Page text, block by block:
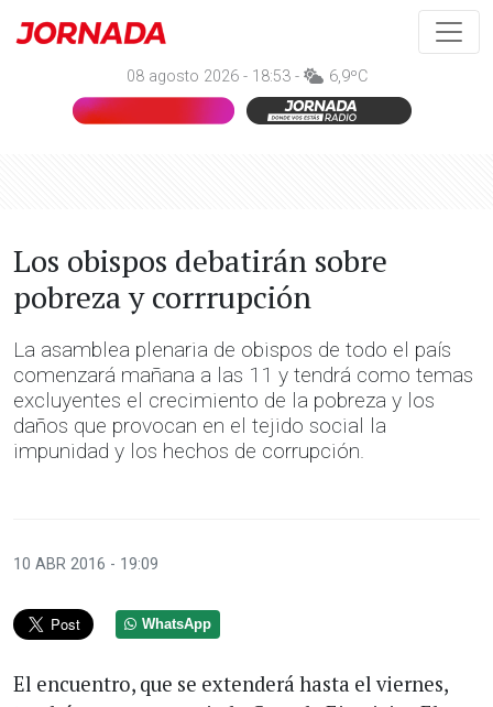
08 agosto 2026 - 18:53 - 6,9ºC
Los obispos debatirán sobre
pobreza y corrrupción
La asamblea plenaria de obispos de todo el país
comenzará mañana a las 11 y tendrá como temas
excluyentes el crecimiento de la pobreza y los
daños que provocan en el tejido social la
impunidad y los hechos de corrupción.
10 ABR 2016 - 19:09
WhatsApp
El encuentro, que se extenderá hasta el viernes,